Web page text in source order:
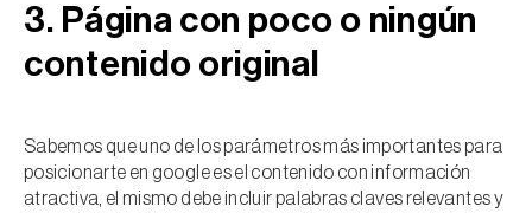
3. Página con poco o ningún
contenido original
Sabemos que uno de los parámetros más importantes para
posicionarte en google es el contenido con información
atractiva, el mismo debe incluir palabras claves relevantes y